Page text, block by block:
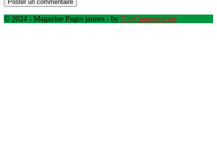
© 2024 - Magazine Pages jaunes - by DigiCommunicate